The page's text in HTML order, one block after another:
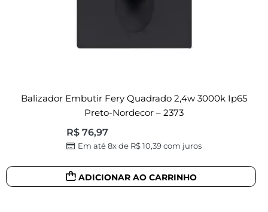
Balizador Embutir Fery Quadrado 2,4w 3000k Ip65
Preto-Nordecor – 2373
R$ 76,97
Em até 8x de R$10,39com juros
ADICIONAR AO CARRINHO